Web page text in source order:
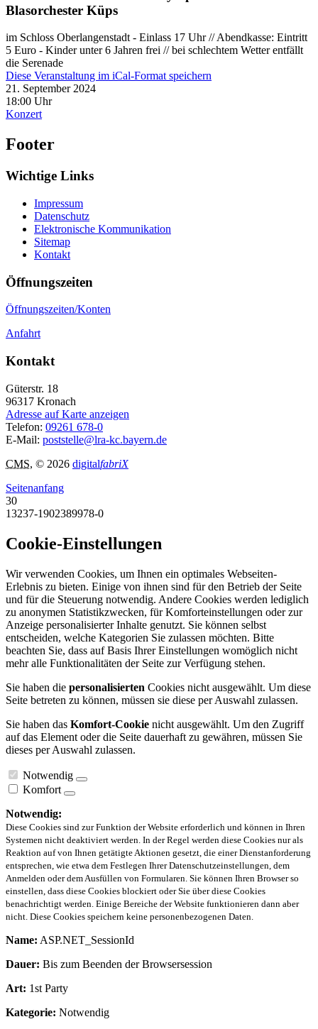
Blasorchester Küps
im Schloss Oberlangenstadt - Einlass 17 Uhr // Abendkasse: Eintritt
5 Euro - Kinder unter 6 Jahren frei // bei schlechtem Wetter entfällt
die Serenade
Diese Veranstaltung im iCal-Format speichern
21. September 2024
18:00 Uhr
Konzert
Footer
Wichtige Links
Impressum
Datenschutz
Elektronische Kommunikation
Sitemap
Kontakt
Öffnungszeiten
Öffnungszeiten/Konten
Anfahrt
Kontakt
Güterstr. 18
96317 Kronach
Adresse auf Karte anzeigen
Telefon: 09261 678-0
E-Mail: poststelle@lra-kc.bayern.de
CMS, © 2026 digitalfabriX
Seitenanfang
30
13237-1902389978-0
Cookie-Einstellungen
Wir verwenden Cookies, um Ihnen ein optimales Webseiten-
Erlebnis zu bieten. Einige von ihnen sind für den Betrieb der Seite
und für die Steuerung notwendig. Andere Cookies werden lediglich
zu anonymen Statistikzwecken, für Komforteinstellungen oder zur
Anzeige personalisierter Inhalte genutzt. Sie können selbst
entscheiden, welche Kategorien Sie zulassen möchten. Bitte
beachten Sie, dass auf Basis Ihrer Einstellungen womöglich nicht
mehr alle Funktionalitäten der Seite zur Verfügung stehen.
Sie haben die personalisierten Cookies nicht ausgewählt. Um diese
Seite betreten zu können, müssen sie diese per Auswahl zulassen.
Sie haben das Komfort-Cookie nicht ausgewählt. Um den Zugriff
auf das Element oder die Seite dauerhaft zu gewähren, müssen Sie
dieses per Auswahl zulassen.
Notwendig
Komfort
Notwendig:
Diese Cookies sind zur Funktion der Website erforderlich und können in Ihren
Systemen nicht deaktiviert werden. In der Regel werden diese Cookies nur als
Reaktion auf von Ihnen getätigte Aktionen gesetzt, die einer Dienstanforderung
entsprechen, wie etwa dem Festlegen Ihrer Datenschutzeinstellungen, dem
Anmelden oder dem Ausfüllen von Formularen. Sie können Ihren Browser so
einstellen, dass diese Cookies blockiert oder Sie über diese Cookies
benachrichtigt werden. Einige Bereiche der Website funktionieren dann aber
nicht. Diese Cookies speichern keine personenbezogenen Daten.
Name: ASP.NET_SessionId
Dauer: Bis zum Beenden der Browsersession
Art: 1st Party
Kategorie: Notwendig